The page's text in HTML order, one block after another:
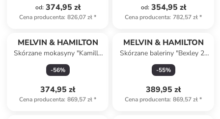
od: 374,95 zł
Cena producenta: 826,07 zł*
od: 354,95 zł
Cena producenta: 782,57 zł*
MELVIN & HAMILTON
Skórzane mokasyny "Kamilla
4" w kolorze czarnym
-56%
374,95 zł
Cena producenta: 869,57 zł*
MELVIN & HAMILTON
Skórzane baleriny "Bexley 2"
w kolorze czarnym
-55%
389,95 zł
Cena producenta: 869,57 zł*